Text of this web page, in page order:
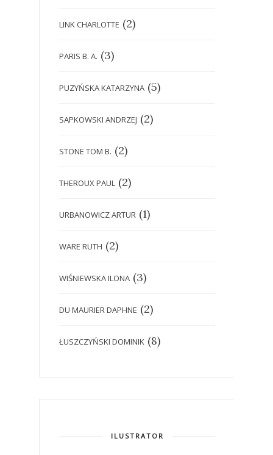
LINK CHARLOTTE (2)
PARIS B. A. (3)
PUZYŃSKA KATARZYNA (5)
SAPKOWSKI ANDRZEJ (2)
STONE TOM B. (2)
THEROUX PAUL (2)
URBANOWICZ ARTUR (1)
WARE RUTH (2)
WIŚNIEWSKA ILONA (3)
DU MAURIER DAPHNE (2)
ŁUSZCZYŃSKI DOMINIK (8)
ILUSTRATOR